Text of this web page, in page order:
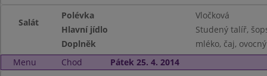
Salát
Polévka
Vločková
Hlavní jídlo
Studený talíř,
Doplněk
mléko, čaj,
Menu
Chod Pátek 25. 4. 2014